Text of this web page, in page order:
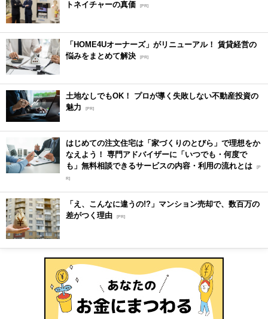
トネイチャーの真価 [PR]
「HOME4Uオーナーズ」がリニューアル！ 賃貸経営の
悩みをまとめて解決 [PR]
土地なしでもOK！ プロが導く失敗しない不動産投資の
魅力
[PR]
はじめての注文住宅は「家づくりのとびら」で理想をか
なえよう！ 専門アドバイザーに「いつでも・何度で
も」無料相談できるサービスの内容・利用の流れとは [P
R]
「え、こんなに違うの!?」マンション売却で、数百万の
差がつく理由 [PR]